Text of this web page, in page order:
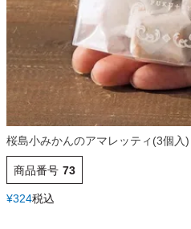
桜島小みかんのアマレッティ(3個入)
商品番号 73
¥324税込